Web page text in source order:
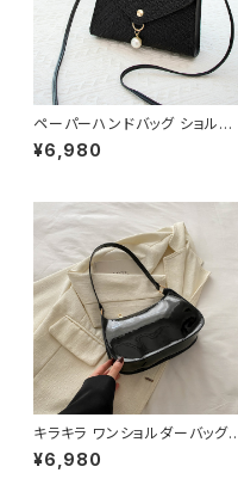
ペーパーハンドバッグ ショルダ
ーバッグ パールチャームバッグ
レディース バック 軽量 カジュア
¥6,980
キラキラ ワンショルダーバッグ
パテントバッグ レディース バッグ
光沢感 コンパクト エレガント カ
¥6,980